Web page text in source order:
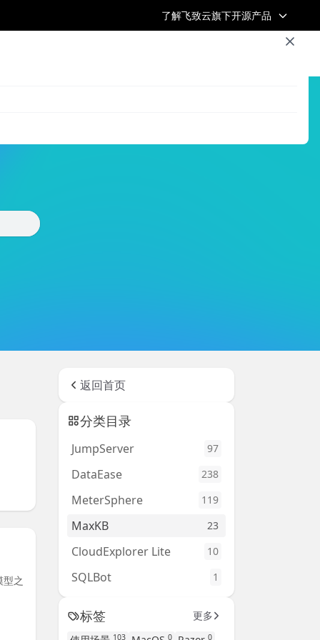
了解飞致云旗下开源产品
之
返回首页
分类目录
JumpServer 97
DataEase 238
MeterSphere 119
MaxKB 23
CloudExplorer Lite 10
SQLBot 1
标签
更多
103 0 0